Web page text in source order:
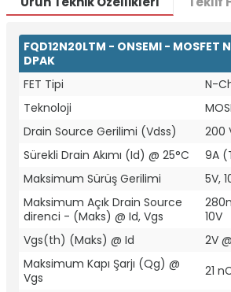
FQD12N20LTM - ONSEMI - MOSFET
DPAK
FET Tipi
N-
Teknoloji
Drain Source Gerilimi (Vdss)
200
Sürekli Drain Akımı (Id) @ 25°C
9A
Maksimum Sürüş Gerilimi
5V,
Maksimum Açık Drain Source
direnci - (Maks) @ Id, Vgs
10V
Vgs(th) (Maks) @ Id
2V
Maksimum Kapı Şarjı (Qg) @
Vgs
21